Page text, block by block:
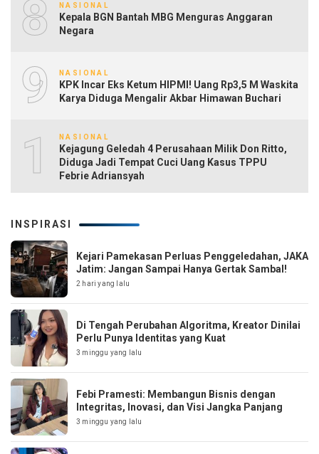
8 NASIONAL
Kepala BGN Bantah MBG Menguras Anggaran
Negara
9 NASIONAL
KPK Incar Eks Ketum HIPMI! Uang Rp3,5 M Waskita
Karya Diduga Mengalir Akbar Himawan Buchari
10NASIONAL
Kejagung Geledah 4 Perusahaan Milik Don Ritto,
Diduga Jadi Tempat Cuci Uang Kasus TPPU
Febrie Adriansyah
INSPIRASI
Kejari Pamekasan Perluas Penggeledahan, JAKA
Jatim: Jangan Sampai Hanya Gertak Sambal!
2 hari yang lalu
Di Tengah Perubahan Algoritma, Kreator Dinilai
Perlu Punya Identitas yang Kuat
3 minggu yang lalu
Febi Pramesti: Membangun Bisnis dengan
Integritas, Inovasi, dan Visi Jangka Panjang
3 minggu yang lalu